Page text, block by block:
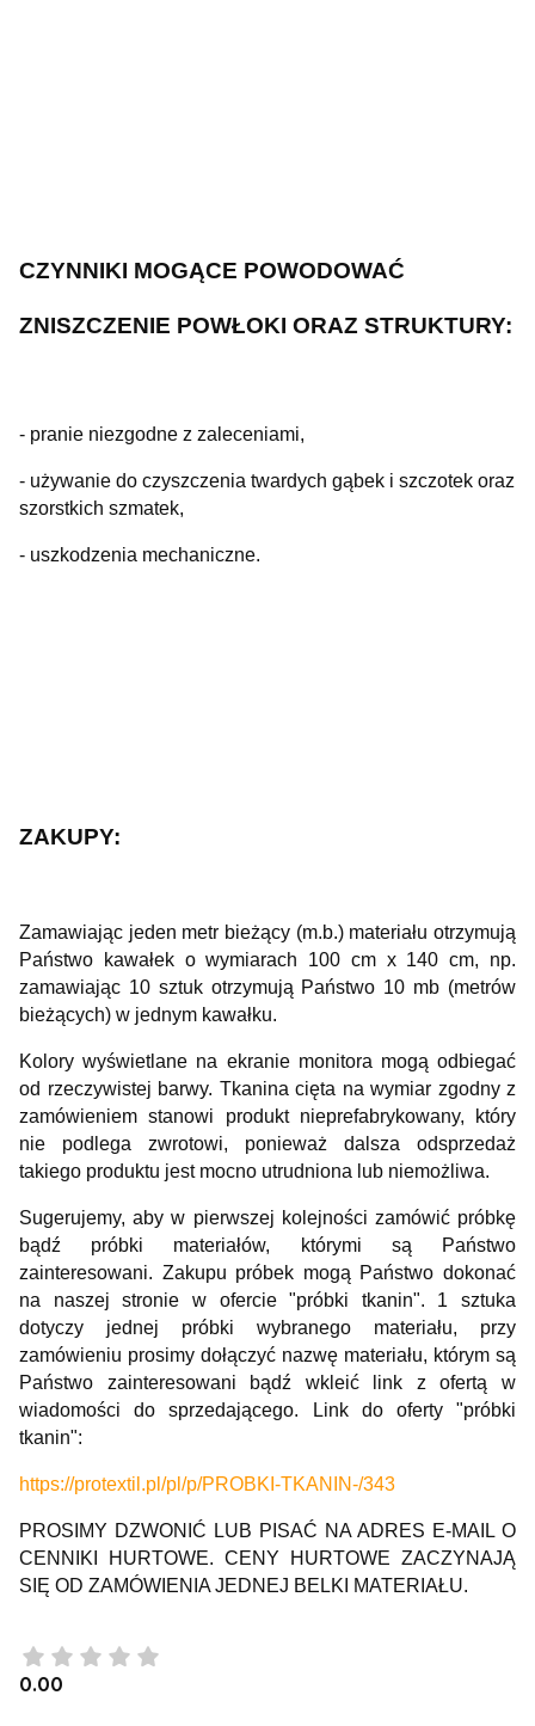
CZYNNIKI MOGĄCE POWODOWAĆ
ZNISZCZENIE POWŁOKI ORAZ STRUKTURY:
- pranie niezgodne z zaleceniami,
- używanie do czyszczenia twardych gąbek i szczotek oraz
szorstkich szmatek,
- uszkodzenia mechaniczne.
ZAKUPY:
Zamawiając jeden metr bieżący (m.b.) materiału otrzymują
Państwo kawałek o wymiarach 100 cm x 140 cm, np.
zamawiając 10 sztuk otrzymują Państwo 10 mb (metrów
bieżących) w jednym kawałku.
Kolory wyświetlane na ekranie monitora mogą odbiegać
od rzeczywistej barwy. Tkanina cięta na wymiar zgodny z
zamówieniem stanowi produkt nieprefabrykowany, który
nie podlega zwrotowi, ponieważ dalsza odsprzedaż
takiego produktu jest mocno utrudniona lub niemożliwa.
Sugerujemy, aby w pierwszej kolejności zamówić próbkę
bądź próbki materiałów, którymi są Państwo
zainteresowani. Zakupu próbek mogą Państwo dokonać
na naszej stronie w ofercie "próbki tkanin". 1 sztuka
dotyczy jednej próbki wybranego materiału, przy
zamówieniu prosimy dołączyć nazwę materiału, którym są
Państwo zainteresowani bądź wkleić link z ofertą w
wiadomości do sprzedającego. Link do oferty "próbki
tkanin":
https://protextil.pl/pl/p/PROBKI-TKANIN-/343
PROSIMY DZWONIĆ LUB PISAĆ NA ADRES E-MAIL O
CENNIKI HURTOWE. CENY HURTOWE ZACZYNAJĄ
SIĘ OD ZAMÓWIENIA JEDNEJ BELKI MATERIAŁU.
0.00